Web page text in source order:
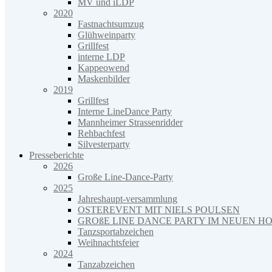
MV und iLDP
2020
Fastnachtsumzug
Glühweinparty
Grillfest
interne LDP
Kappeowend
Maskenbilder
2019
Grillfest
Interne LineDance Party
Mannheimer Strassenridder
Rehbachfest
Silvesterparty
Presseberichte
2026
Große Line-Dance-Party
2025
Jahreshaupt-versammlung
OSTEREVENT MIT NIELS POULSEN
GROßE LINE DANCE PARTY IM NEUEN
Tanzsportabzeichen
Weihnachtsfeier
2024
Tanzabzeichen